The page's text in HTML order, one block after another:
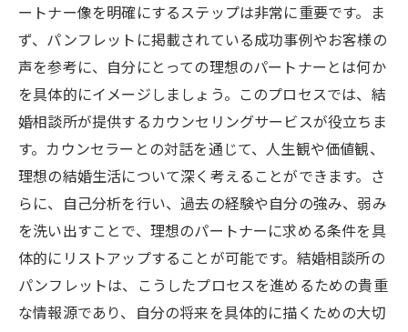
パンフレットでチェックする会員層の特徴
結婚相談所のサポート体制をパンフレット
で知る
パンフレットを活用した効率的な相談所選
び
パンフレットでわかる結婚相談所の魅力と効率
的な利用法
パンフレットから読み取る結婚相談所の魅
力
結婚相談所の特長を比較するためのパンフ
ートナー像を明確にするステップは非常に重要です。ま
ず、パンフレットに掲載されている成功事例やお客様の
声を参考に、自分にとっての理想のパートナーとは何か
を具体的にイメージしましょう。このプロセスでは、結
婚相談所が提供するカウンセリングサービスが役立ちま
す。カウンセラーとの対話を通じて、人生観や価値観、
理想の結婚生活について深く考えることができます。さ
らに、自己分析を行い、過去の経験や自分の強み、弱み
を洗い出すことで、理想のパートナーに求める条件を具
体的にリストアップすることが可能です。結婚相談所の
パンフレットは、こうしたプロセスを進めるための貴重
な情報源であり、自分の将来を具体的に描くための大切